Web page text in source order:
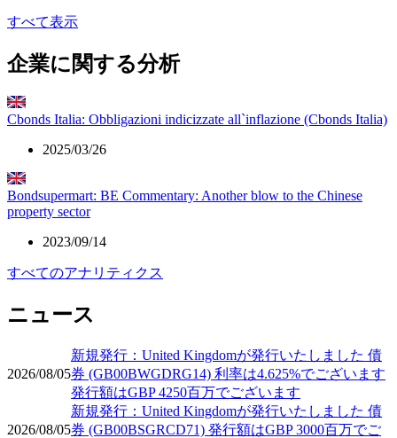
すべて表示
企業に関する分析
Cbonds Italia: Obbligazioni indicizzate all`inflazione (Cbonds Italia)
2025/03/26
Bondsupermart: BE Commentary: Another blow to the Chinese
property sector
2023/09/14
すべてのアナリティクス
ニュース
2026/08/05
新規発行：United Kingdomが発行いたしました 債
券 (GB00BWGDRG14) 利率は4.625%でございます
発行額はGBP 4250百万でございます
2026/08/05
新規発行：United Kingdomが発行いたしました 債
券 (GB00BSGRCD71) 発行額はGBP 3000百万でご